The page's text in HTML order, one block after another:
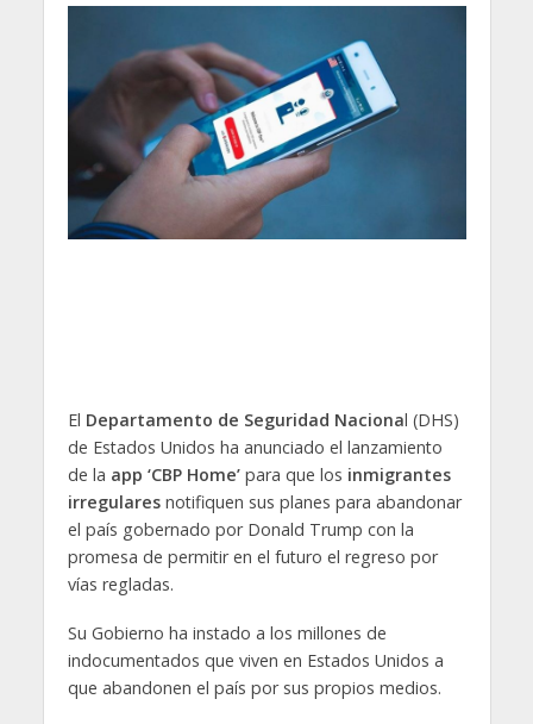
El Departamento de Seguridad Nacional (DHS)
de Estados Unidos ha anunciado el lanzamiento
de la app ‘CBP Home’ para que los inmigrantes
irregulares notifiquen sus planes para abandonar
el país gobernado por Donald Trump con la
promesa de permitir en el futuro el regreso por
vías regladas.
Su Gobierno ha instado a los millones de
indocumentados que viven en Estados Unidos a
que abandonen el país por sus propios medios.